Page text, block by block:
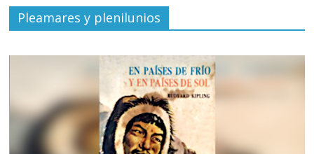
Pleamares y plenilunios